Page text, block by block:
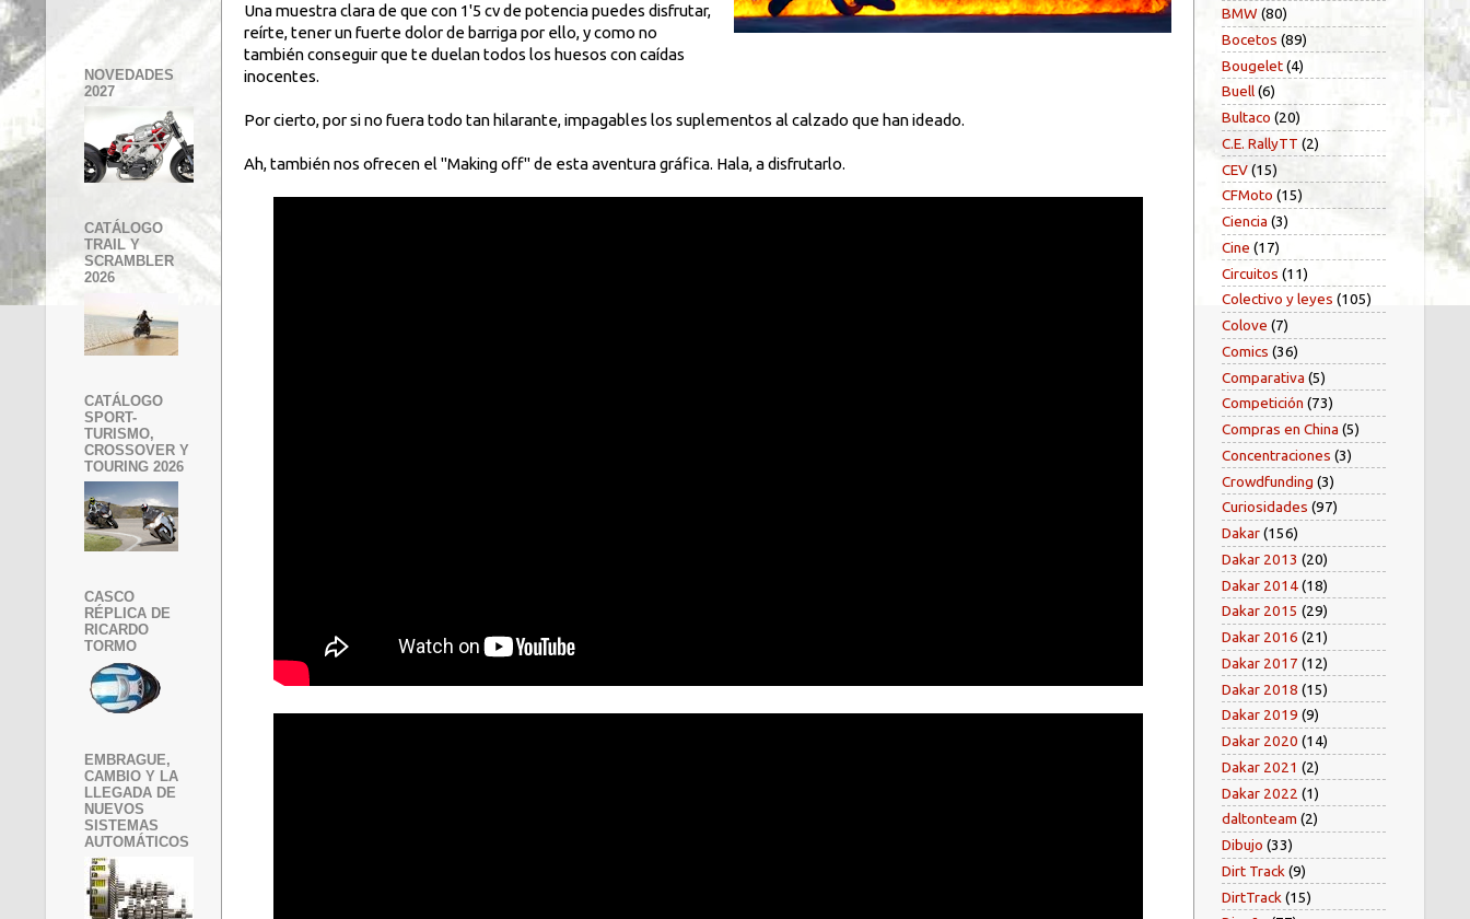
Una muestra clara de que con 1'5 cv de potencia puedes disfrutar,
reírte, tener un fuerte dolor de barriga por ello, y como no
también conseguir que te duelan todos los huesos con caídas
inocentes.
Por cierto, por si no fuera todo tan hilarante, impagables los suplementos al calzado que han ideado.
Ah, también nos ofrecen el "Making off" de esta aventura gráfica. Hala, a disfrutarlo.
NOVEDADES
2027
CATÁLOGO
TRAIL Y
SCRAMBLER
2026
CATÁLOGO
SPORT-
TURISMO,
CROSSOVER Y
TOURING 2026
CASCO
RÉPLICA DE
RICARDO
TORMO
EMBRAGUE,
CAMBIO Y LA
LLEGADA DE
NUEVOS
SISTEMAS
AUTOMÁTICOS
BMW (80)
Bocetos (89)
Bougelet(4)
Buell(6)
Bultaco (20)
C.E. RallyTT (2)
CEV(15)
CFMoto (15)
Ciencia (3)
Cine (17)
Circuitos (11)
Colectivo y leyes (105)
Colove (7)
Comics (36)
Comparativa (5)
Competición (73)
Compras en China (5)
Concentraciones (3)
Crowdfunding (3)
Curiosidades (97)
Dakar(156)
Dakar 2013 (20)
Dakar 2014(18)
Dakar 2015 (29)
Dakar 2016 (21)
Dakar 2017 (12)
Dakar 2018 (15)
Dakar 2019 (9)
Dakar 2020 (14)
Dakar 2021 (2)
Dakar 2022 (1)
daltonteam (2)
Dibujo (33)
Dirt Track (9)
DirtTrack (15)